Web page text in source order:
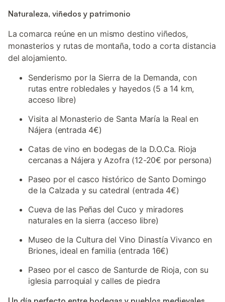
Naturaleza, viñedos y patrimonio
La comarca reúne en un mismo destino viñedos,
monasterios y rutas de montaña, todo a corta distancia
del alojamiento.
Senderismo por la Sierra de la Demanda, con
rutas entre robledales y hayedos (5 a 14 km,
acceso libre)
Visita al Monasterio de Santa María la Real en
Nájera (entrada 4€)
Catas de vino en bodegas de la D.O.Ca. Rioja
cercanas a Nájera y Azofra (12-20€ por persona)
Paseo por el casco histórico de Santo Domingo
de la Calzada y su catedral (entrada 4€)
Cueva de las Peñas del Cuco y miradores
naturales en la sierra (acceso libre)
Museo de la Cultura del Vino Dinastía Vivanco en
Briones, ideal en familia (entrada 16€)
Paseo por el casco de Santurde de Rioja, con su
iglesia parroquial y calles de piedra